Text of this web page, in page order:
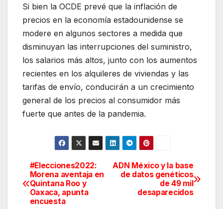
Si bien la OCDE prevé que la inflación de
precios en la economía estadounidense se
modere en algunos sectores a medida que
disminuyan las interrupciones del suministro,
los salarios más altos, junto con los aumentos
recientes en los alquileres de viviendas y las
tarifas de envío, conducirán a un crecimiento
general de los precios al consumidor más
fuerte que antes de la pandemia.
Navegación
de
ADN México y la base
de datos genéticos
de 49 mil
desaparecidos
#Elecciones2022:
Morena aventaja en
Quintana Roo y
Oaxaca, apunta
encuesta